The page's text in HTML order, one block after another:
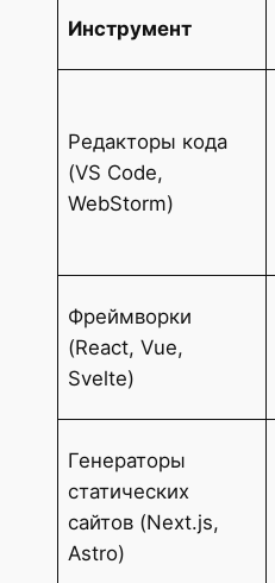
Инструмент
Редакторы кода
(VS Code,
WebStorm)
Фреймворки
(React, Vue,
Svelte)
Генераторы
статических
сайтов (Next.js,
Astro)